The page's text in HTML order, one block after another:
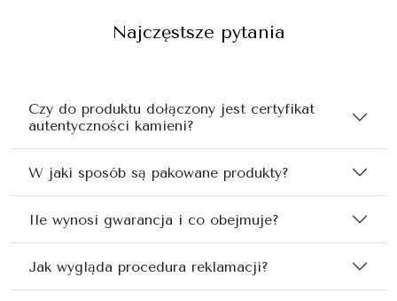
Najczęstsze pytania
Czy do produktu dołączony jest certyfikat
autentyczności kamieni?
W jaki sposób są pakowane produkty?
Ile wynosi gwarancja i co obejmuje?
Jak wygląda procedura reklamacji?